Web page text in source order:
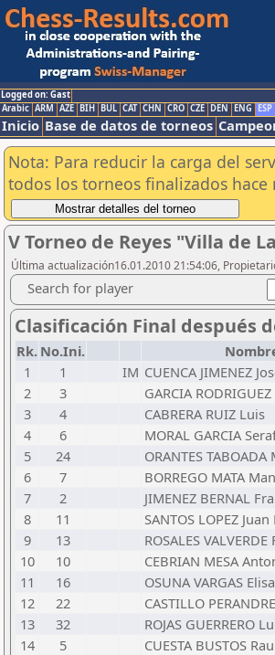
Logged on: Gast
Arabic ARM AZE BIH BUL CAT CHN CRO CZE DEN ENG ESP
Inicio Base de datos de torneos
Nota: Para reducir la carga del
todos los torneos finalizados
V Torneo de Reyes "Villa de
Última actualización16.01.2010 21:54:06,
Search for player
Clasificación Final después
Rk. No.Ini.
1
1 IM CUENCA JIMENEZ
2
3 GARCIA
3
4 CABRERA RUIZ Luis
4
6 MORAL GARCIA
5
24 ORANTES TABOADA
6
7 BORREGO MATA
7
2 JIMENEZ BERNAL
8
11 SANTOS LOPEZ
9
13 ROSALES
10
10 CEBRIAN MESA
11
16 OSUNA VARGAS
12
22 CASTILLO
13
32 ROJAS GUERRERO
14
5 CUESTA BUSTOS